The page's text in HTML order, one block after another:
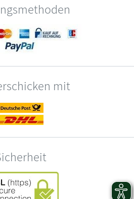
mit